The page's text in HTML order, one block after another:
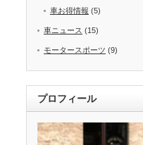
車お得情報 (5)
車ニュース (15)
モータースポーツ (9)
プロフィール